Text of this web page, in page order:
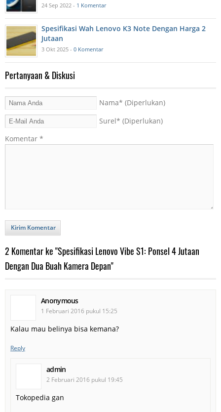
24 Sep 2022 - 1 Komentar
Spesifikasi Wah Lenovo K3 Note Dengan Harga 2
Jutaan
3 Okt 2025 - 0 Komentar
Pertanyaan & Diskusi
Nama* (Diperlukan)
Surel* (Diperlukan)
Komentar *
Kirim Komentar
2 Komentar ke "Spesifikasi Lenovo Vibe S1: Ponsel 4 Jutaan
Dengan Dua Buah Kamera Depan"
Anonymous
1 Februari 2016 pukul 15:25
Kalau mau belinya bisa kemana?
Reply
admin
2 Februari 2016 pukul 19:45
Tokopedia gan